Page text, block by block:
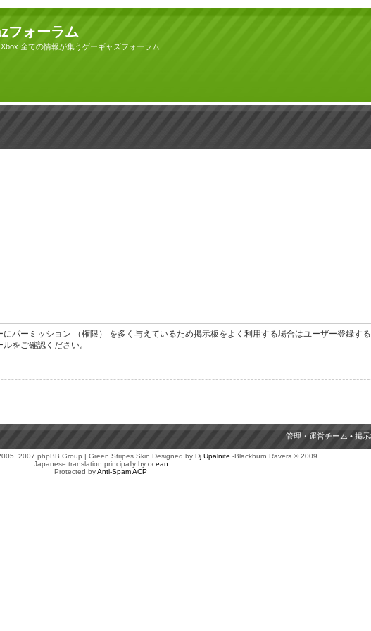
フォーラム
全ての情報が集うゲーギャズフォーラム
パーミッション （権限） を多く与えているため掲示板をよく利用する場合はユーザー登録す
をご確認ください。
管理・運営チーム • 掲
2007 phpBB Group | Green Stripes Skin Designed by Dj Upalnite -Blackburn Ravers © 2009.
Japanese translation principally by ocean
Protected byAnti-Spam ACP